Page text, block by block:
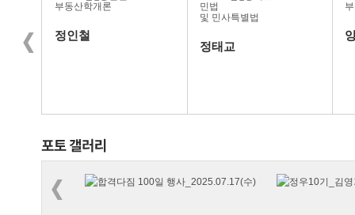
부동산학개론
정인철
민법
및 민사특별법
정태교